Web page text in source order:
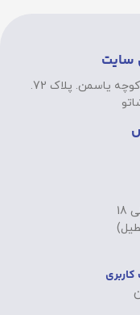
سایت
خیابان حافظ. خیابان نوفل لوشاتو. جنب کوچه یاسمن. پلاک 72.